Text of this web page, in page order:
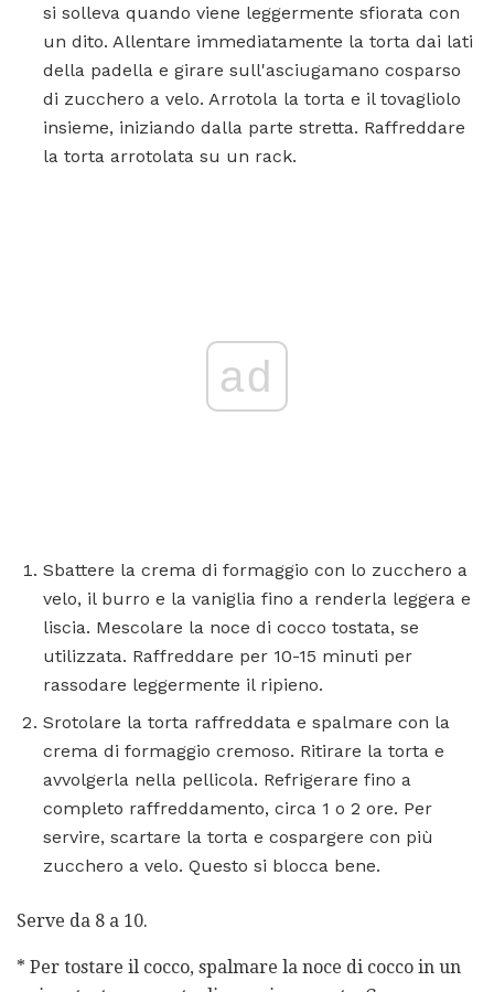
si solleva quando viene leggermente sfiorata con
un dito. Allentare immediatamente la torta dai lati
della padella e girare sull'asciugamano cosparso
di zucchero a velo. Arrotola la torta e il tovagliolo
insieme, iniziando dalla parte stretta. Raffreddare
la torta arrotolata su un rack.
ad
Sbattere la crema di formaggio con lo zucchero a
velo, il burro e la vaniglia fino a renderla leggera e
liscia. Mescolare la noce di cocco tostata, se
utilizzata. Raffreddare per 10-15 minuti per
rassodare leggermente il ripieno.
Srotolare la torta raffreddata e spalmare con la
crema di formaggio cremoso. Ritirare la torta e
avvolgerla nella pellicola. Refrigerare fino a
completo raffreddamento, circa 1 o 2 ore. Per
servire, scartare la torta e cospargere con più
zucchero a velo. Questo si blocca bene.
Serve da 8 a 10.
* Per tostare il cocco, spalmare la noce di cocco in un